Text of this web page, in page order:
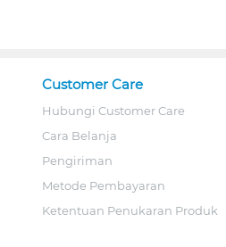
Customer Care
Hubungi Customer Care
Cara Belanja
Pengiriman
Metode Pembayaran
Ketentuan Penukaran Produk